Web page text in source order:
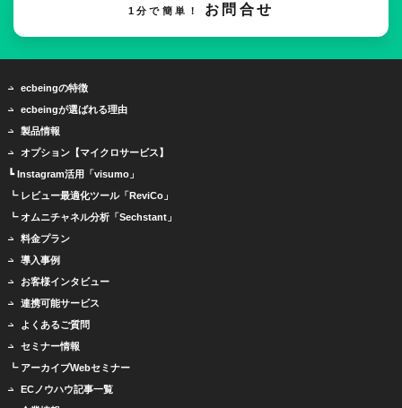
1分で簡単！ お問合せ
ecbeingの特徴
ecbeingが選ばれる理由
製品情報
オプション【マイクロサービス】
┗ Instagram活用「visumo」
┗ レビュー最適化ツール「ReviCo」
┗ オムニチャネル分析「Sechstant」
料金プラン
導入事例
お客様インタビュー
連携可能サービス
よくあるご質問
セミナー情報
┗ アーカイブWebセミナー
ECノウハウ記事一覧